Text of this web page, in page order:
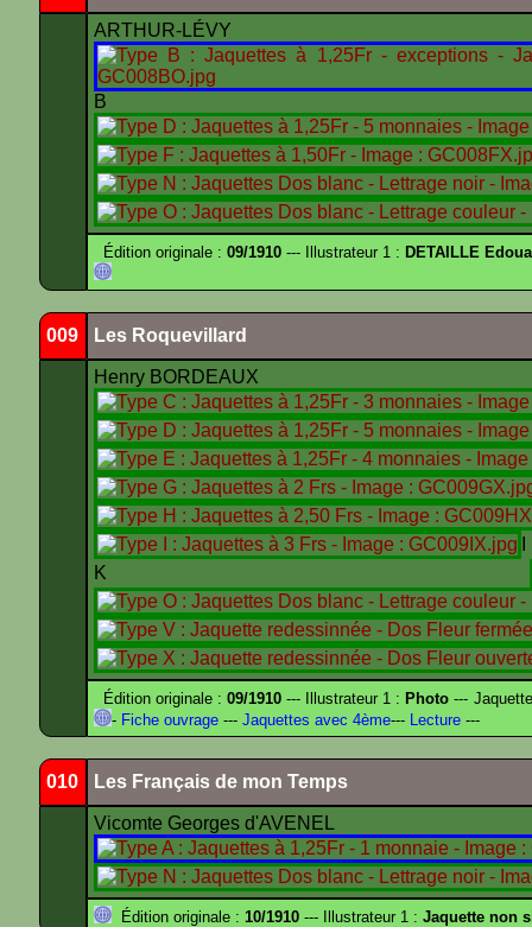
ARTHUR-LÉVY
B
Édition originale : 09/1910 --- Illustrateur 1 : DETAILLE
009 Les Roquevillard
Henry BORDEAUX
K
Édition originale :09/1910 --- Illustrateur 1 : Photo ---
- Fiche ouvrage --- Jaquettes avec 4ème--- Lecture ---
010 Les Français de mon Temps
Vicomte Georges d'AVENEL
Édition originale : 10/1910 --- Illustrateur 1 : Jaquette non